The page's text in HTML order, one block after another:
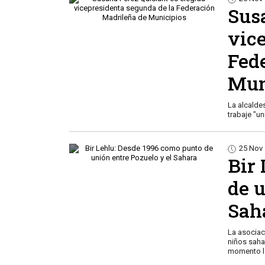
La
trabaje
25 Nov
Bir
de
La
niños
momento